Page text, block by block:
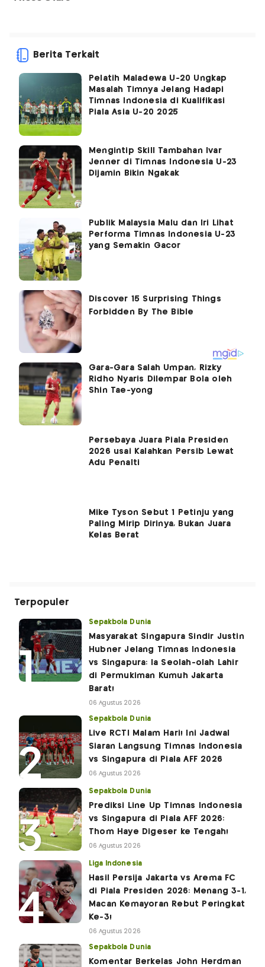
Berita Terkait
Pelatih Maladewa U-20 Ungkap
Masalah Timnya Jelang Hadapi
Timnas Indonesia di Kualifikasi
Piala Asia U-20 2025
Mengintip Skill Tambahan Ivar
Jenner di Timnas Indonesia U-23
Dijamin Bikin Ngakak
Publik Malaysia Malu dan Iri Lihat
Performa Timnas Indonesia U-23
yang Semakin Gacor
Gara-Gara Salah Umpan, Rizky
Ridho Nyaris Dilempar Bola oleh
Shin Tae-yong
Persebaya Juara Piala Presiden
2026 usai Kalahkan Persib Lewat
Adu Penalti
Mike Tyson Sebut 1 Petinju yang
Paling Mirip Dirinya, Bukan Juara
Kelas Berat
Terpopuler
Sepakbola Dunia
Masyarakat Singapura Sindir Justin
Hubner Jelang Timnas Indonesia
vs Singapura: Ia Seolah-olah Lahir
di Permukiman Kumuh Jakarta
Barat!
06 Agustus 2026
Sepakbola Dunia
Live RCTI Malam Hari! Ini Jadwal
Siaran Langsung Timnas Indonesia
vs Singapura di Piala AFF 2026
06 Agustus 2026
Sepakbola Dunia
Prediksi Line Up Timnas Indonesia
vs Singapura di Piala AFF 2026:
Thom Haye Digeser ke Tengah!
06 Agustus 2026
Liga Indonesia
Hasil Persija Jakarta vs Arema FC
di Piala Presiden 2026: Menang 3-1,
Macan Kemayoran Rebut Peringkat
Ke-3!
06 Agustus 2026
Sepakbola Dunia
Komentar Berkelas John Herdman